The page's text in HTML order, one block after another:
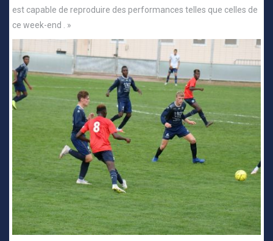
est capable de reproduire des performances telles que celles de
ce week-end . »